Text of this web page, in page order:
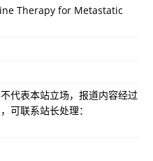
Therapy for Metastatic
代表本站立场，报道内容经过
可联系站长处理：